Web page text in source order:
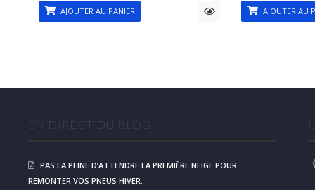
AJOUTER AU PANIER AJOUTER AU
EN DIRECT DU BLOG
PAS LA PEINE D’ATTENDRE LA PREMIÈRE NEIGE POUR
REMONTER VOS PNEUS HIVER.